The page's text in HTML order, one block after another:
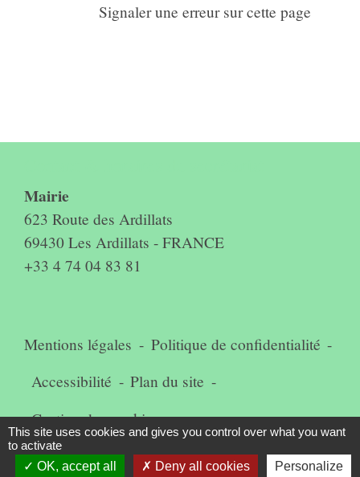
Signaler une erreur sur cette page
Mairie
623 Route des Ardillats
69430 Les Ardillats - FRANCE
+33 4 74 04 83 81
Mentions légales - Politique de confidentialité -
Accessibilité - Plan du site -
Gestion des cookies
Site créé en partenariat avec Réseau des Communes
This site uses cookies and gives you control over what you want
to activate
OK, accept all
Deny all cookies Personalize